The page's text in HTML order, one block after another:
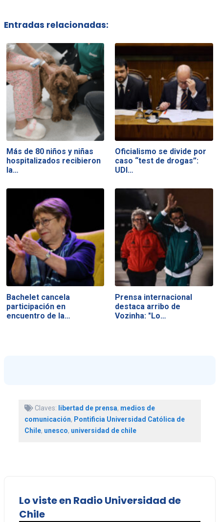
Entradas relacionadas:
Más de 80 niños y niñas
hospitalizados recibieron
la…
Oficialismo se divide por
caso “test de drogas”:
UDI…
Bachelet cancela
participación en
encuentro de la…
Prensa internacional
destaca arribo de
Vozinha: "Lo…
Claves: libertad de prensa, medios de
comunicación, Pontificia Universidad Católica de
Chile, unesco, universidad de chile
Lo viste en Radio Universidad de
Chile